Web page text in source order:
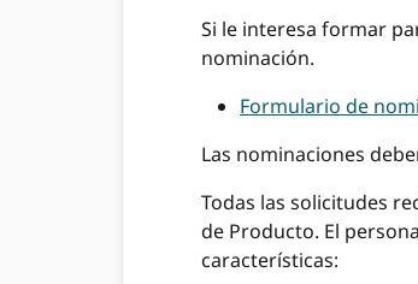
Si le interesa formar
nominación.
Formulario de
Las nominaciones
Todas las solicitudes
de Producto. El
características: